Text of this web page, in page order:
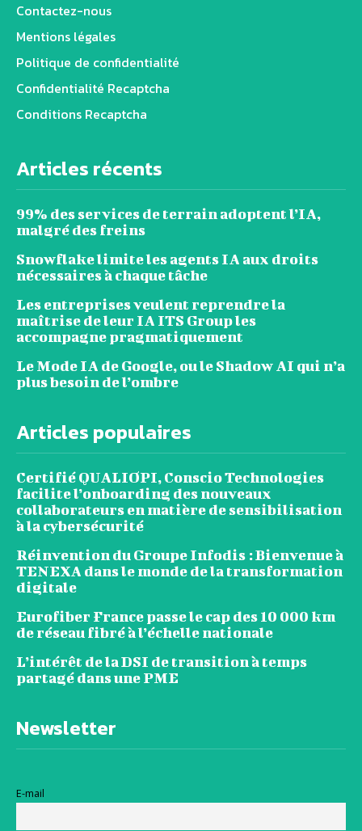
Contactez-nous
Mentions légales
Politique de confidentialité
Confidentialité Recaptcha
Conditions Recaptcha
Articles récents
99% des services de terrain adoptent l’IA,
malgré des freins
Snowflake limite les agents IA aux droits
nécessaires à chaque tâche
Les entreprises veulent reprendre la
maîtrise de leur IA ITS Group les
accompagne pragmatiquement
Le Mode IA de Google, ou le Shadow AI qui n’a
plus besoin de l’ombre
Articles populaires
Certifié QUALIOPI, Conscio Technologies
facilite l’onboarding des nouveaux
collaborateurs en matière de sensibilisation
à la cybersécurité
Réinvention du Groupe Infodis : Bienvenue à
TENEXA dans le monde de la transformation
digitale
Eurofiber France passe le cap des 10 000 km
de réseau fibré à l’échelle nationale
L’intérêt de la DSI de transition à temps
partagé dans une PME
Newsletter
E-mail